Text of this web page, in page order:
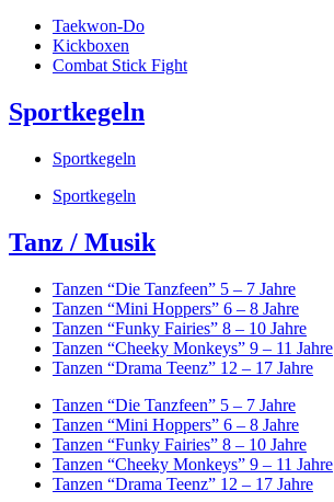
Taekwon-Do
Kickboxen
Combat Stick Fight
Sportkegeln
Sportkegeln
Sportkegeln
Tanz / Musik
Tanzen “Die Tanzfeen” 5 – 7 Jahre
Tanzen “Mini Hoppers” 6 – 8 Jahre
Tanzen “Funky Fairies” 8 – 10 Jahre
Tanzen “Cheeky Monkeys” 9 – 11 Jahre
Tanzen “Drama Teenz” 12 – 17 Jahre
Tanzen “Die Tanzfeen” 5 – 7 Jahre
Tanzen “Mini Hoppers” 6 – 8 Jahre
Tanzen “Funky Fairies” 8 – 10 Jahre
Tanzen “Cheeky Monkeys” 9 – 11 Jahre
Tanzen “Drama Teenz” 12 – 17 Jahre